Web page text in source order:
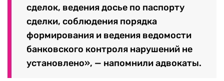
сделок, ведения досье по паспорту
сделки, соблюдения порядка
формирования и ведения ведомости
банковского контроля нарушений не
установлено», — напомнили адвокаты.